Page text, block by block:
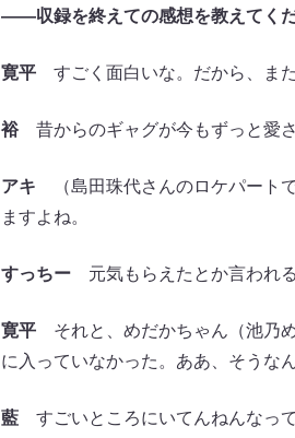
――収録を終えての感想を教えてくだ
寛平すごく面白いな。だから、また
裕昔からのギャグが今もずっと愛さ
アキ （島田珠代さんのロケパート
ますよね。
すっちー元気もらえたとか言われる
寛平それと、めだかちゃん（池乃め
に入っていなかった。ああ、そうな
藍すごいところにいてんねんなっ